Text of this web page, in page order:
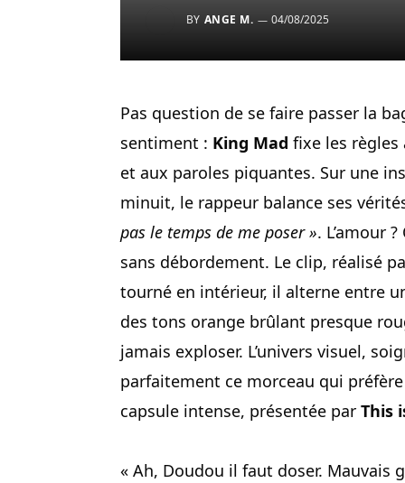
BY ANGE M. 04/08/2025
Pas question de se faire passer la
sentiment : King Mad fixe les règles
et aux paroles piquantes. Sur une
minuit, le rappeur balance ses
pas le temps de me poser ». L’amour
sans débordement. Le clip, réalisé
tourné en intérieur, il alterne entre
des tons orange brûlant presque
jamais exploser. L’univers visuel,
parfaitement ce morceau qui
capsule intense, présentée par This
« Ah, Doudou il faut doser. Mauvais